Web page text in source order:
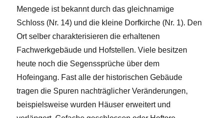
Mengede ist bekannt durch das gleichnamige
Schloss (Nr. 14) und die kleine Dorfkirche (Nr. 1). Den
Ort selber charakterisieren die erhaltenen
Fachwerkgebäude und Hofstellen. Viele besitzen
heute noch die Segenssprüche über dem
Hofeingang. Fast alle der historischen Gebäude
tragen die Spuren nachträglicher Veränderungen,
beispielsweise wurden Häuser erweitert und